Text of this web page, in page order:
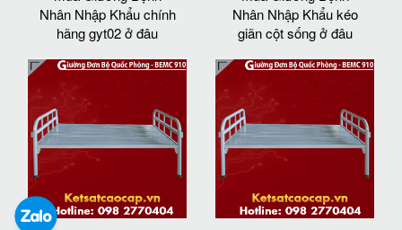
Nhân Nhập Khẩu chính
hãng gyt02 ở đâu
Nhân Nhập Khẩu kéo
giãn cột sống ở đâu